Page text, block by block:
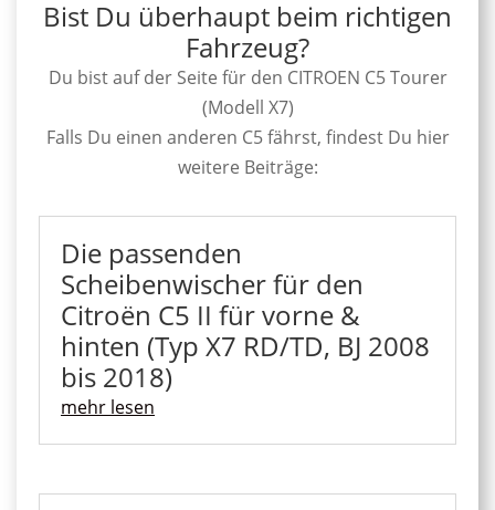
Bist Du überhaupt beim richtigen
Fahrzeug?
Du bist auf der Seite für den CITROEN C5 Tourer
(Modell X7)
Falls Du einen anderen C5 fährst, findest Du hier
weitere Beiträge:
Die passenden
Scheibenwischer für den
Citroën C5 II für vorne &
hinten (Typ X7 RD/TD, BJ 2008
bis 2018)
mehr lesen